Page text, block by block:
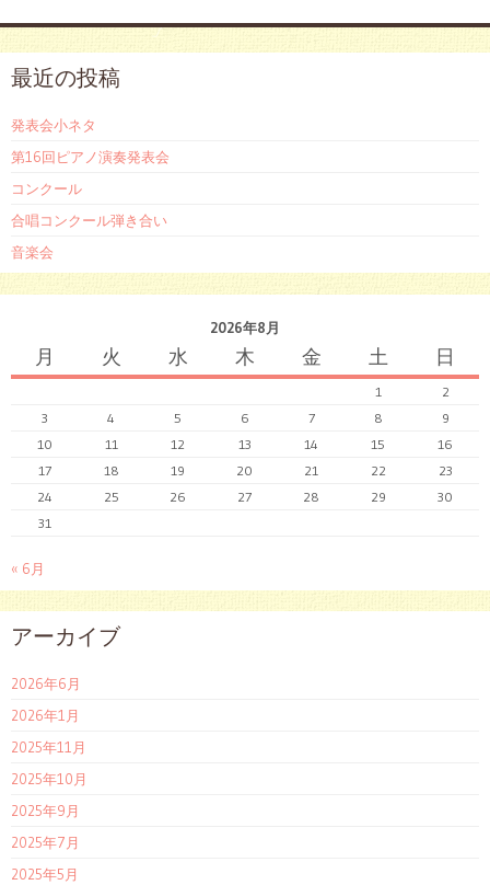
最近の投稿
発表会小ネタ
第16回ピアノ演奏発表会
コンクール
合唱コンクール弾き合い
音楽会
2026年8月
月 火 水 木 金 土 日
1
2
3
4 5 6 7 8
9
10
11 12 13 14 15
16
17
18 19 20 21 22
23
24
25 26 27 28 29
30
31
« 6月
アーカイブ
2026年6月
2026年1月
2025年11月
2025年10月
2025年9月
2025年7月
2025年5月